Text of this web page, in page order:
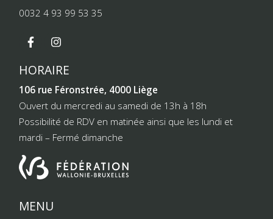
0032 4 93 99 53 35
HORAIRE
106 rue Féronstrée, 4000 Liège
Ouvert du mercredi au samedi de 13h à 18h
Possibilité de RDV en matinée ainsi que les lundi et
mardi – Fermé dimanche
MENU